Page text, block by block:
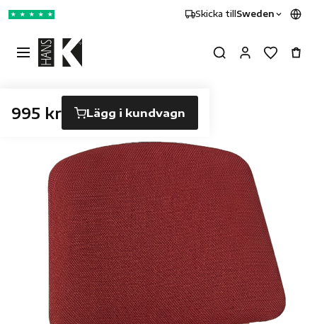
★ ★ ★ ★ ★ Skicka till Sweden
995 kr Lägg i kundvagn